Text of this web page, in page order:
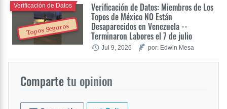
Topos Seguros
Verificación de Datos: Miembros de Los
Topos de México NO Están
Desaparecidos en Venezuela --
Terminaron Labores el 7 de julio
Verificación de Datos
Jul 9, 2026 por: Edwin Mesa
Compartetu opinion